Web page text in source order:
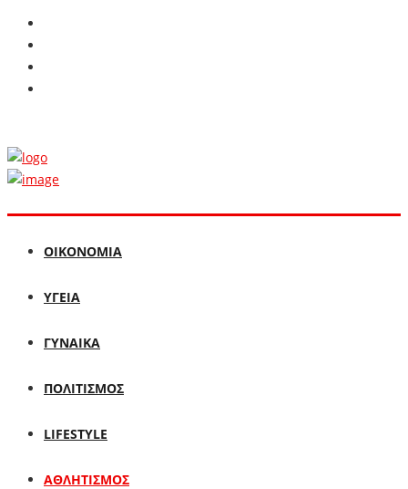
ΟΙΚΟΝΟΜΙΑ
ΥΓΕΙΑ
ΓΥΝΑΙΚΑ
ΠΟΛΙΤΙΣΜΟΣ
LIFESTYLE
ΑΘΛΗΤΙΣΜΟΣ